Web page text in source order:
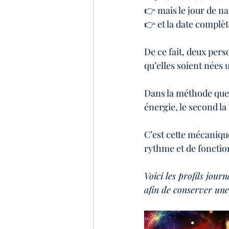
👉 mais le jour de
👉 et la date
De ce fait, deux
qu’elles soient
Dans la méthode
énergie, le second
C’est cette
rythme et de
Voici les profils
afin de conserver